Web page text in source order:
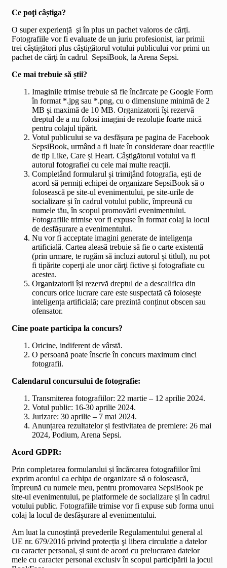
Ce poţi câștiga?
O super experiență şi în plus un pachet valoros de cărți.
Fotografiile vor fi evaluate de un juriu profesionist, iar primii
trei câștigători plus câștigătorul votului publicului vor primi un
pachet de cărţi în cadrul SepsiBook, la Arena Sepsi.
Ce mai trebuie să știi?
Imaginile trimise trebuie să fie încărcate pe Google Form
în format *.jpg sau *.png, cu o dimensiune minimă de 2
MB și maximă de 10 MB. Organizatorii își rezervă
dreptul de a nu folosi imagini de rezoluție foarte mică
pentru colajul tipărit.
Votul publicului se va desfășura pe pagina de Facebook
SepsiBook, urmând a fi luate în considerare doar reacțiile
de tip Like, Care și Heart. Câștigătorul votului va fi
autorul fotografiei cu cele mai multe reacții.
Completând formularul și trimițând fotografia, ești de
acord să permiți echipei de organizare SepsiBook să o
folosească pe site-ul evenimentului, pe site-urile de
socializare și în cadrul votului public, împreună cu
numele tău, în scopul promovării evenimentului.
Fotografiile trimise vor fi expuse în format colaj la locul
de desfășurare a evenimentului.
Nu vor fi acceptate imagini generate de inteligența
artificială. Cartea aleasă trebuie să fie o carte existentă
(prin urmare, te rugăm să incluzi autorul și titlul), nu pot
fi tipărite coperţi ale unor cărţi fictive și fotografiate cu
acestea.
Organizatorii își rezervă dreptul de a descalifica din
concurs orice lucrare care este suspectată că folosește
inteligența artificială; care prezintă conținut obscen sau
ofensator.
Cine poate participa la concurs?
Oricine, indiferent de vârstă.
O persoană poate înscrie în concurs maximum cinci
fotografii.
Calendarul concursului de fotografie:
Transmiterea fotografiilor: 22 martie – 12 aprilie 2024.
Votul public: 16-30 aprilie 2024.
Jurizare: 30 aprilie – 7 mai 2024.
Anunțarea rezultatelor și festivitatea de premiere: 26 mai
2024, Podium, Arena Sepsi.
Acord GDPR:
Prin completarea formularului și încărcarea fotografiilor îmi
exprim acordul ca echipa de organizare să o folosească,
împreună cu numele meu, pentru promovarea SepsiBook pe
site-ul evenimentului, pe platformele de socializare și în cadrul
votului public. Fotografiile trimise vor fi expuse sub forma unui
colaj la locul de desfășurare al evenimentului.
Am luat la cunoștință prevederile Regulamentului general al
UE nr. 679/2016 privind protecția şi libera circulație a datelor
cu caracter personal, și sunt de acord cu prelucrarea datelor
mele cu caracter personal exclusiv în scopul participării la jocul